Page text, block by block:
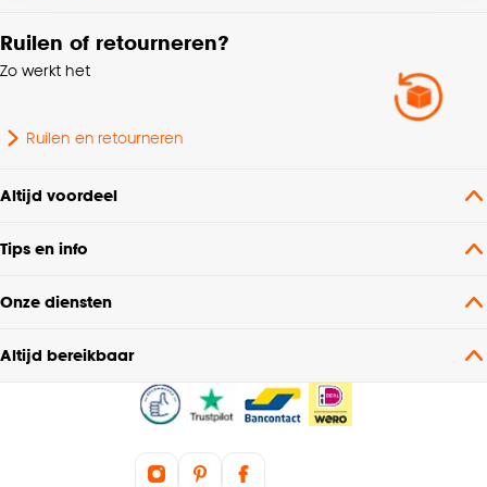
klikken.
Goed om te weten is dat je deze keuze altijd nog
cookieverklaring .
Ruilen of retourneren?
Zo werkt het
Ruilen en retourneren
Altijd voordeel
Tips en info
Onze diensten
Altijd bereikbaar